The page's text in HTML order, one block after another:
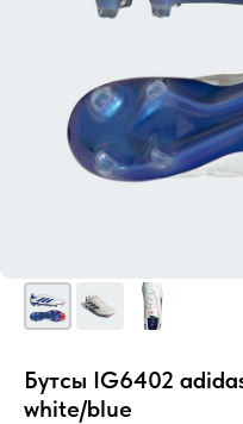
Бутсы IG6402
white/blue